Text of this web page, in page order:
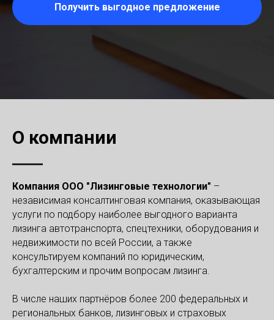
Получить выгодное предложение
О компании
Компания ООО "Лизинговые технологии" –
независимая консалтинговая компания, оказывающая
услуги по подбору наиболее выгодного варианта
лизинга автотранспорта, спецтехники, оборудования и
недвижимости по всей России, а также
консультируем компаний по юридическим,
бухгалтерским и прочим вопросам лизинга.
В числе наших партнёров более 200 федеральных и
региональных банков, лизинговых и страховых